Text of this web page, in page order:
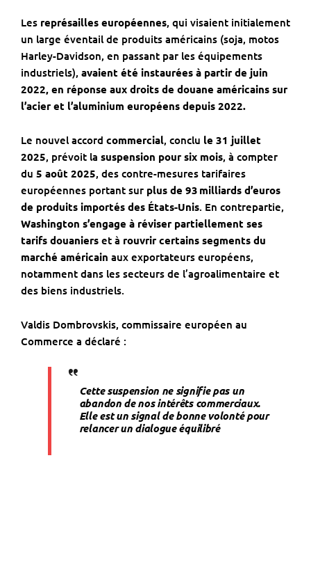
Les représailles européennes, qui visaient initialement
un large éventail de produits américains (soja, motos
Harley-Davidson, en passant par les équipements
industriels), avaient été instaurées à partir de juin
2022, en réponse aux droits de douane américains sur
l’acier et l’aluminium européens depuis 2022.
Le nouvel accord commercial, conclu le 31 juillet
2025, prévoit la suspension pour six mois, à compter
du 5 août 2025, des contre-mesures tarifaires
européennes portant sur plus de 93 milliards d’euros
de produits importés des États-Unis. En contrepartie,
Washington s’engage à réviser partiellement ses
tarifs douaniers et à rouvrir certains segments du
marché américain aux exportateurs européens,
notamment dans les secteurs de l’agroalimentaire et
des biens industriels.
Valdis Dombrovskis, commissaire européen au
Commerce a déclaré :
Cette suspension ne signifie pas un
abandon de nos intérêts commerciaux.
Elle est un signal de bonne volonté pour
relancer un dialogue équilibré